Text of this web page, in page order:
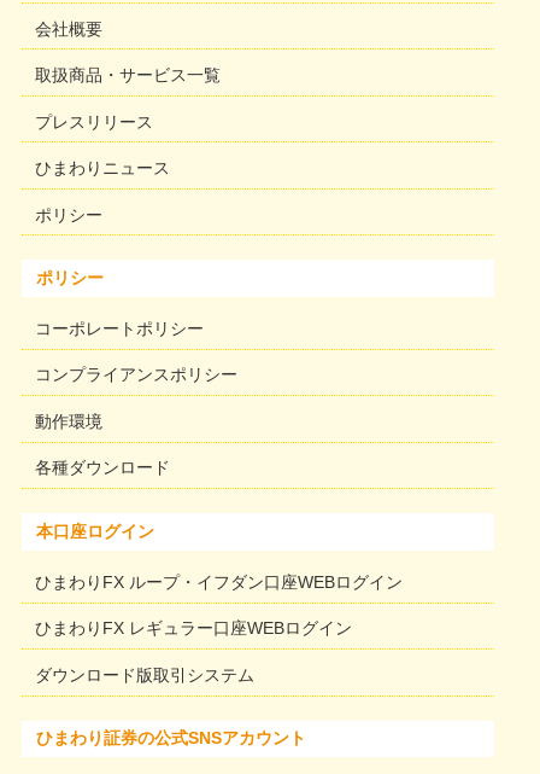
会社概要
取扱商品・サービス一覧
プレスリリース
ひまわりニュース
ポリシー
ポリシー
コーポレートポリシー
コンプライアンスポリシー
動作環境
各種ダウンロード
本口座ログイン
ひまわりFX ループ・イフダン口座WEBログイン
ひまわりFX レギュラー口座WEBログイン
ダウンロード版取引システム
ひまわり証券の公式SNSアカウント